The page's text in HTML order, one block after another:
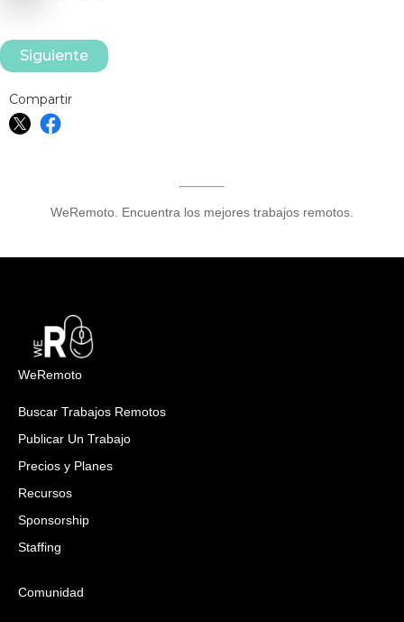
Siguiente
Compartir
WeRemoto. Encuentra los mejores trabajos remotos.
WeRemoto
Buscar Trabajos Remotos
Publicar Un Trabajo
Precios y Planes
Recursos
Sponsorship
Staffing
Comunidad